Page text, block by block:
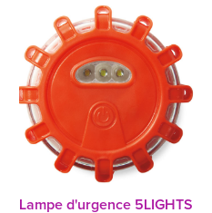
Lampe d'urgence 5LIGHTS